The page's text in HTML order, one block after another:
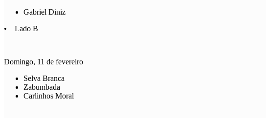
Gabriel Diniz
• Lado B
Domingo, 11 de fevereiro
Selva Branca
Zabumbada
Carlinhos Moral